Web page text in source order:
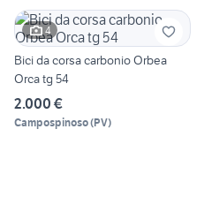
4
Bici da corsa carbonio Orbea
Orca tg 54
2.000 €
Campospinoso(PV)